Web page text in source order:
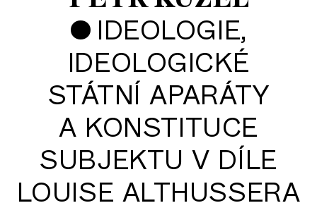
• IDEOLOGIE,
IDEOLOGICKÉ
STÁTNÍ APARÁTY
A KONSTITUCE
SUBJEKTU V DÍLE
LOUISE ALTHUSSERA